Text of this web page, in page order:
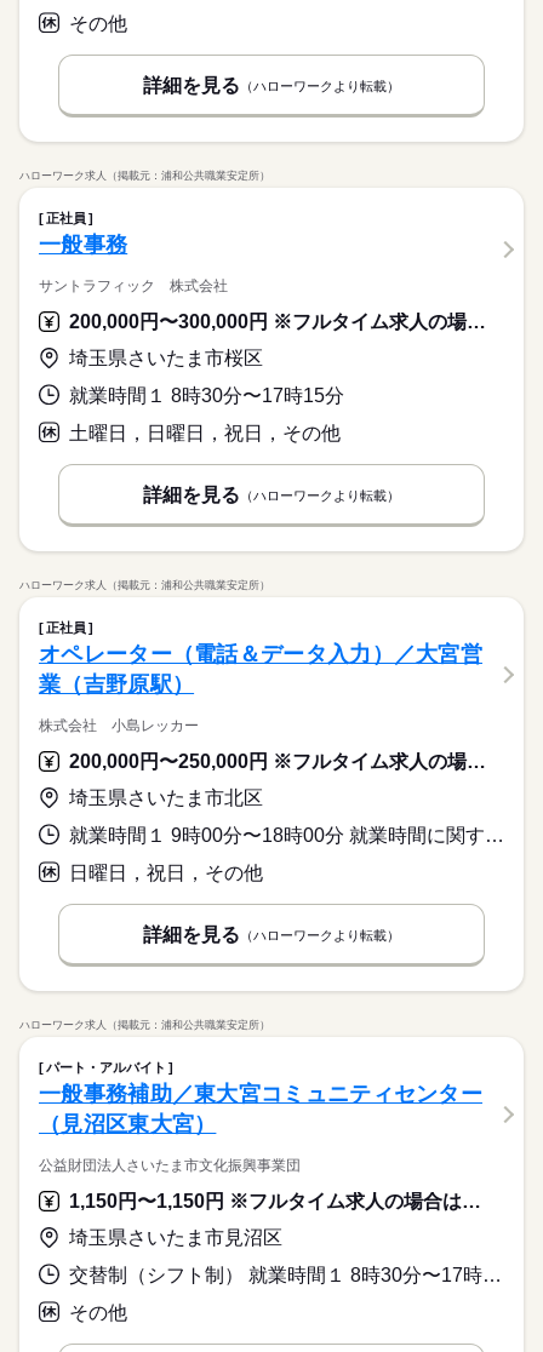
その他
詳細を見る （ハローワークより転載）
ハローワーク求人（掲載元：浦和公共職業安定所）
正社員
一般事務
サントラフィック 株式会社
200,000円〜300,000円 ※フルタイム求人の場合は月額（換算額）、パート求人の場合は時間額を表示しています。
埼玉県さいたま市桜区
就業時間１ 8時30分〜17時15分
土曜日，日曜日，祝日，その他
詳細を見る （ハローワークより転載）
ハローワーク求人（掲載元：浦和公共職業安定所）
正社員
オペレーター（電話＆データ入力）／大宮営
業（吉野原駅）
株式会社 小島レッカー
200,000円〜250,000円 ※フルタイム求人の場合は月額（換算額）、パート求人の場合は時間額を表示しています。
埼玉県さいたま市北区
就業時間１ 9時00分〜18時00分 就業時間に関する特記事項 ２４時間営業をしておりますので上記以外の就業時間ご希望の方は
日曜日，祝日，その他
詳細を見る （ハローワークより転載）
ハローワーク求人（掲載元：浦和公共職業安定所）
パート・アルバイト
一般事務補助／東大宮コミュニティセンター
（見沼区東大宮）
公益財団法人さいたま市文化振興事業団
1,150円〜1,150円 ※フルタイム求人の場合は月額（換算額）、パート求人の場合は時間額を表示しています。
埼玉県さいたま市見沼区
交替制（シフト制） 就業時間１ 8時30分〜17時15分 就業時間２ 8時30分〜13時00分 就業時間３ 8時30分〜16時45分 就業時間に関する特記事項 （４）１６：３０から２１：３０（５）１７：００から２１：４５
その他